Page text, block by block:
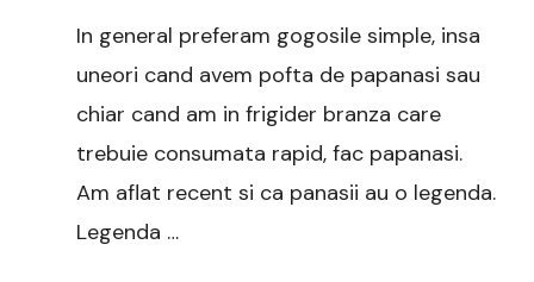
In general preferam gogosile simple, insa
uneori cand avem pofta de papanasi sau
chiar cand am in frigider branza care
trebuie consumata rapid, fac papanasi.
Am aflat recent si ca panasii au o legenda.
Legenda …